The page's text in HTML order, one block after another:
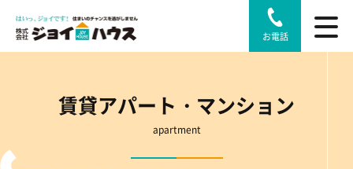
お電話
賃貸アパート・マンション
apartment